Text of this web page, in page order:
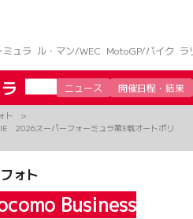
ミュラ ル・マン/WEC MotoGP/バイク ラ
ニュース 開催日程・結果
ト
2026スーパーフォーミュラ第3戦オートポリ
ォト
Business